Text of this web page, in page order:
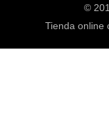
©
Tienda online